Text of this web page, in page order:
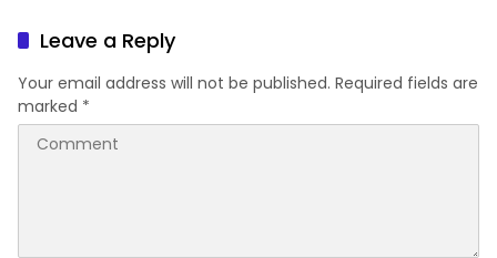
Leave a Reply
Your email address will not be published. Required fields are
marked *